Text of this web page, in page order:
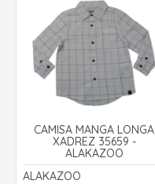
CAMISA MANGA LONGA
XADREZ 35659 -
ALAKAZOO
ALAKAZOO